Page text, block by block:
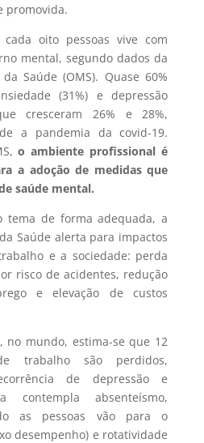
promovida.
oito pessoas vive com
mental, segundo dados da
Saúde (OMS). Quase 60%
(31%) e depressão
cresceram 26% e 28%,
a pandemia da covid-19.
o ambiente profissional é
a adoção de medidas que
saúde mental.
tema de forma adequada, a
Saúde alerta para impactos
e a sociedade: perda
risco de acidentes, redução
e elevação de custos
no mundo, estima-se que 12
trabalho são perdidos,
de depressão e
contempla absenteísmo,
as pessoas vão para o
desempenho) e rotatividade